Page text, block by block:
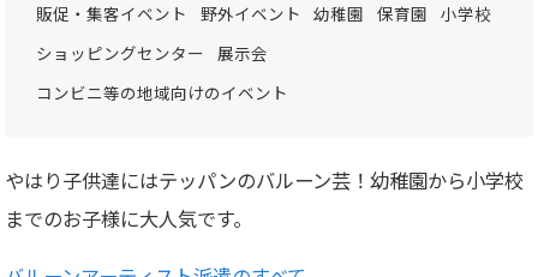
販促・集客イベント 野外イベント 幼稚園 保育園 小学校
ショッピングセンター
展示会
コンビニ等の地域向けのイベント
やはり子供達にはテッパンのバルーン芸！幼稚園から小学校
までのお子様に大人気です。